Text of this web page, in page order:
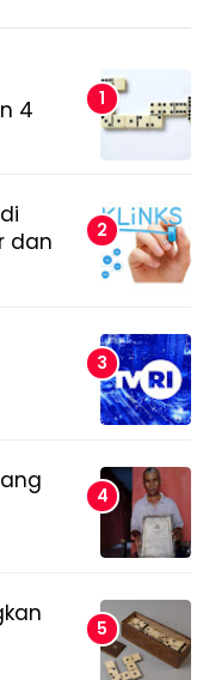
4
dan